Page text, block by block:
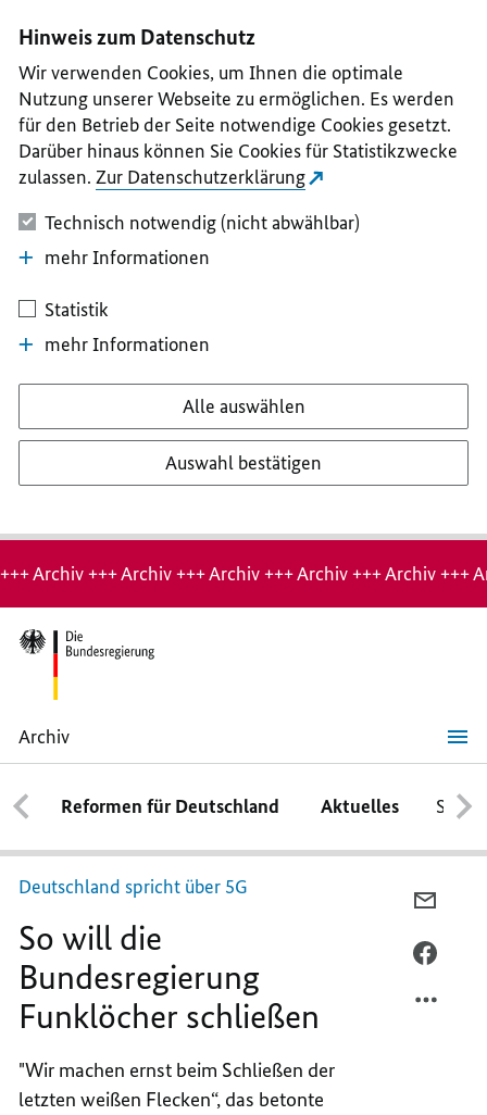
II
III
IV
V
Hinweis zum Datenschutz
Wir verwenden Cookies, um Ihnen die optimale
Nutzung unserer Webseite zu ermöglichen. Es werden
für den Betrieb der Seite notwendige Cookies gesetzt.
Darüber hinaus können Sie Cookies für Statistikzwecke
zulassen. Zur Datenschutzerklärung
Technisch notwendig (nicht abwählbar)
mehr Informationen
Statistik
mehr Informationen
Alle auswählen
Auswahl bestätigen
Hinweis:
Archiv-
Seite
+++ Archiv +++ Archiv +++ Archiv +++ Archiv +++ Archiv +++
Archiv
So
will
die
Bundesregierung
Funklöcher
schließen
Reformen für Deutschland Aktuelles
Deutschland spricht über 5G
So will die
Bundesregierung
Funklöcher schließen
"Wir machen ernst beim Schließen der
letzten weißen Flecken“, das betonte